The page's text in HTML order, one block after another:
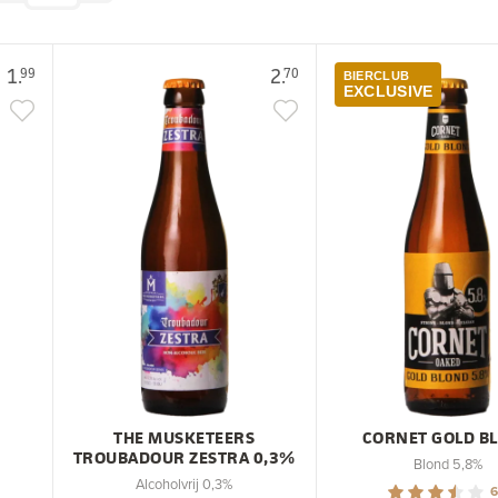
1.99 2.70
THE MUSKETEERS
TROUBADOUR ZESTRA 0,3%
Alcoholvrij 0,3%
BIERCLUB
EXCLUSIVE
CORNET GOLD
Blond 5,8%